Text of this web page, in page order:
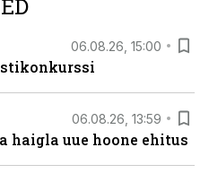
06.08.26, 15:00
06.08.26, 13:59
haigla uue hoone ehitus